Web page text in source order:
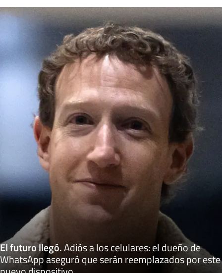
El futuro llegó.Adiós a los celulares: el dueño de
WhatsApp aseguró que serán reemplazados por este